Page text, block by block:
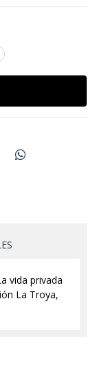
vida privada
La Troya,